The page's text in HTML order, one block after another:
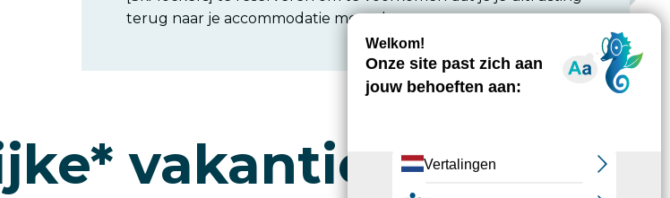
terug naar je accommodatie moet dragen.
vakantie